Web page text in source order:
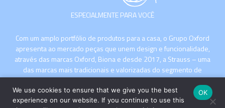
ESPECIALMENTE PARA VOCÊ
Com um amplo portfólio de produtos para a casa, o Grupo Oxford
apresenta ao mercado peças que unem design e funcionalidade,
através das marcas Oxford, Biona e desde 2017, a Strauss – uma
das marcas mais tradicionais e valorizadas do segmento de
cristais de luxo com sua produção artesanal no Vale Europeu,
Santa Catarina.
We use cookies to ensure that we give you the best
experience on our website. If you continue to use this
OK